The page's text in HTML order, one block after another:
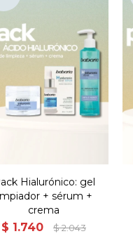
Hialurónico: gel
+ sérum +
crema
$ 1.740 $ 2.043